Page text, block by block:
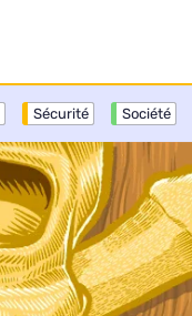
Sécurité Société